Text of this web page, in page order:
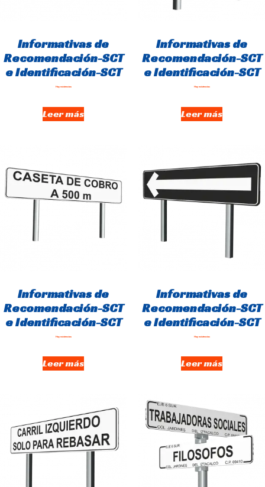
Informativas de
Recomendación-SCT
e Identificación-SCT
Hay existencias
Leer más
Informativas de
Recomendación-SCT
e Identificación-SCT
Hay existencias
Leer más
Informativas de
Recomendación-SCT
e Identificación-SCT
Hay existencias
Leer más
Informativas de
Recomendación-SCT
e Identificación-SCT
Hay existencias
Leer más